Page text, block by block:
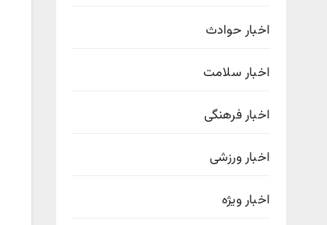
اخبار حوادث
اخبار سلامت
اخبار فرهنگی
اخبار ورزشی
اخبار ویژه